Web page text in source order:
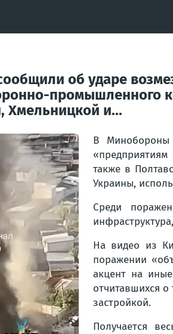
об ударе
промышленного
Хмельницкой и...
В Минобороны
также в
Украины,
Среди
На видео из
поражении
акцент на
отчитавшихся
застройкой.
Получается